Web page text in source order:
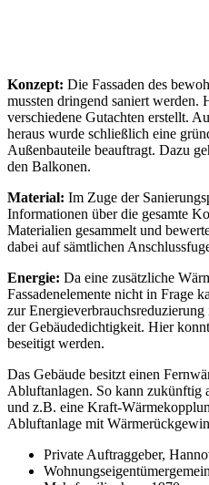
Konzept: Die Fassaden des
mussten dringend saniert werden.
verschiedene Gutachten erstellt.
heraus wurde schließlich eine
Außenbauteile beauftragt. Dazu
den Balkonen.
Material: Im Zuge der
Informationen über die gesamte
Materialien gesammelt und
dabei auf sämtlichen
Energie: Da eine zusätzliche
Fassadenelemente nicht in Frage
zur
der Gebäudedichtigkeit. Hier
beseitigt werden.
Das Gebäude besitzt einen
Abluftanlagen. So kann zukünftig
und z.B. eine Kraft-
Abluftanlage mit
Private Auftraggeber,